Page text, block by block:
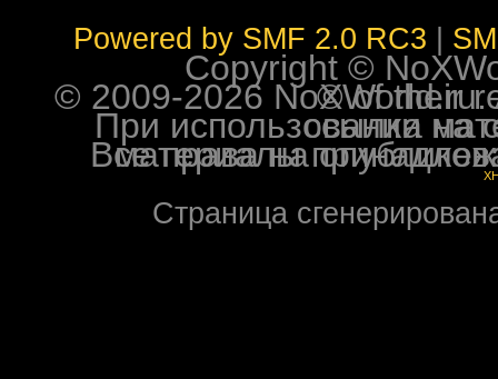
Powered by SMF 2.0 RC3
Copyright ©
© 2009-2026 NoXWorld.ru. All
При использовании
Все права на опубликованные на форуме
Страница